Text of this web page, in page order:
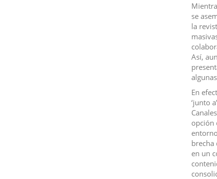
se
la
Así,
En
‘junto
opción
brecha
en un